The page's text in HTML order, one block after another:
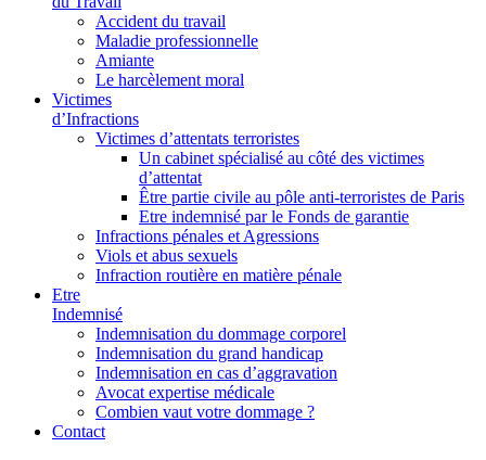
Accident du travail
Maladie professionnelle
Amiante
Le harcèlement moral
Victimes
d’Infractions
Victimes d’attentats terroristes
Un cabinet spécialisé au côté des victimes
d’attentat
Être partie civile au pôle anti-terroristes de Paris
Etre indemnisé par le Fonds de garantie
Infractions pénales et Agressions
Viols et abus sexuels
Infraction routière en matière pénale
Etre
Indemnisé
Indemnisation du dommage corporel
Indemnisation du grand handicap
Indemnisation en cas d’aggravation
Avocat expertise médicale
Combien vaut votre dommage ?
Contact